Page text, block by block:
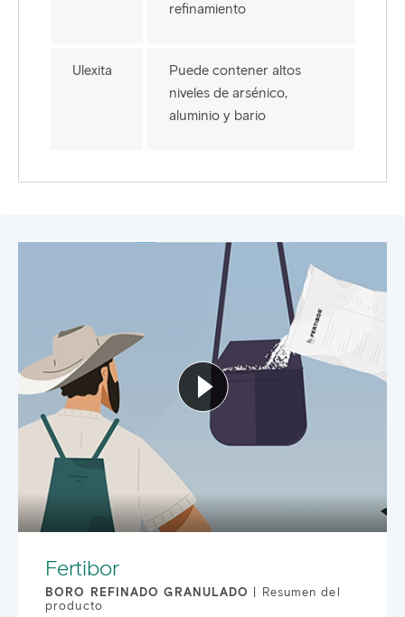
refinamiento
Ulexita
Puede contener altos
niveles de arsénico,
aluminio y bario
Fertibor
BORO REFINADO GRANULADO
Resumen del
producto